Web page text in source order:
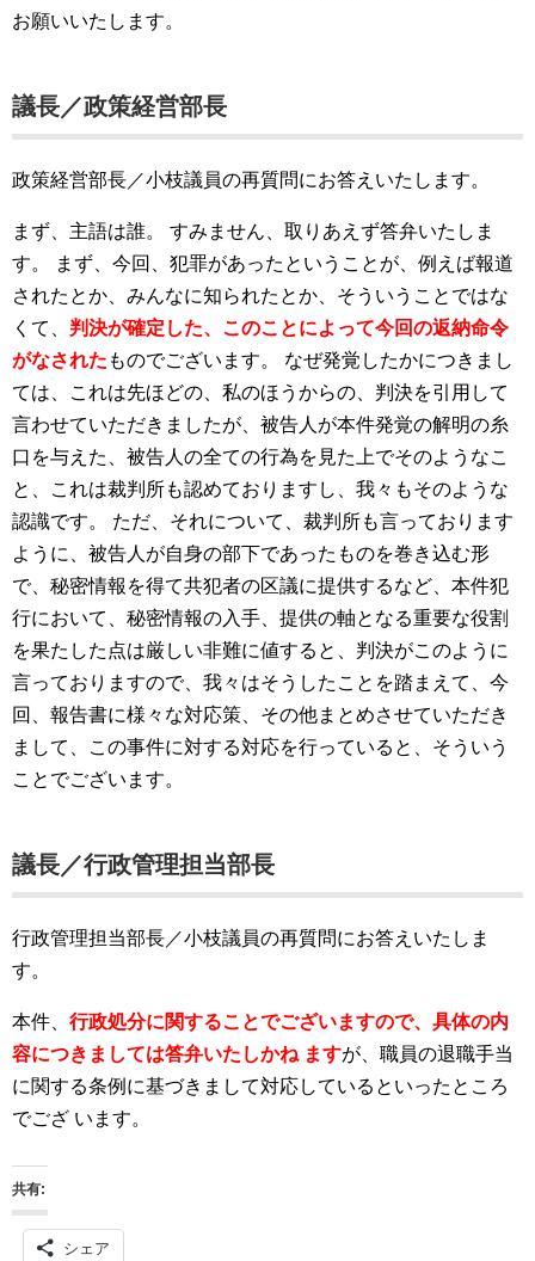
お願いいたします。
議長／政策経営部長
政策経営部長／小枝議員の再質問にお答えいたします。
まず、主語は誰。
すみません、取りあえず答弁いたしま
す。
まず、今回、犯罪があったということが、例えば報道
されたとか、みんなに知られたとか、そういうことではな
くて、 判決が確定した、このことによって今回の返納命令
がなされた ものでございます。
なぜ発覚したかにつきまし
ては、これは先ほどの、私のほうからの、判決を引用して
言わせていただきましたが、被告人が本件発覚の解明の糸
口を与えた、被告人の全ての行為を見た上でそのようなこ
と、これは裁判所も認めておりますし、我々もそのような
認識です。
ただ、それについて、裁判所も言っております
ように、被告人が自身の部下であったものを巻き込む形
で、秘密情報を得て共犯者の区議に提供するなど、本件犯
行において、秘密情報の入手、提供の軸となる重要な役割
を果たした点は厳しい非難に値すると、判決がこのように
言っておりますので、我々はそうしたことを踏まえて、今
回、報告書に様々な対応策、その他まとめさせていただき
まして、この事件に対する対応を行っていると、そういう
ことでございます。
議長／行政管理担当部長
行政管理担当部長／小枝議員の再質問にお答えいたしま
す。
本件、 行政処分に関することでございますので、具体の内
容につきましては答弁いたしかね ますが、職員の退職手当
に関する条例に基づきまして対応しているといったところ
でござ います。
共有:
シェア